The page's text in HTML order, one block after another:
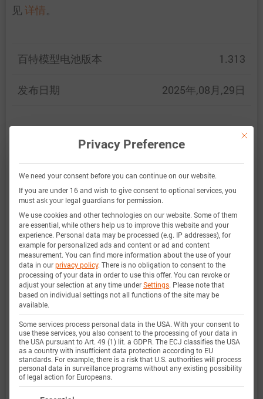
见 详情。
百特模型电池版本 1.313
发布日期 2025年,08月,29日
百特模型通过比较以下范围内的电池仿真和测量数
据，展示了百特模型电池的准确性和有效性。验证
非常广泛，实验特性覆盖了电池的整个操作区域：
在低温和高温下，直到最大电流，并且在整个电量
范围内。
电量范围 0 … 100%
电流范围
定义
-1264 A 放电 … 646 A 充电 (-8C
… 4C)
电压范围
定义
2.5 … 4.35 V
This
Privacy Preference
We need your consent before you can continue on our website.
If you are under 16 and wish to give consent to optional services, you
must ask your legal guardians for permission.
We use cookies and other technologies on our website. Some of them
are essential, while others help us to improve this website and your
experience. Personal data may be processed (e.g. IP addresses), for
example for personalized ads and content or ad and content
measurement. You can find more information about the use of your
data in ourprivacy policy. There is no obligation to consent to the
processing of your data in order to use this offer. You can revoke or
adjust your selection at any time underSettings. Please note that
based on individual settings not all functions of the site may be
available.
Some services process personal data in the USA. With your consent to
use these services, you also consent to the processing of your data in
the USA pursuant to Art. 49 (1) lit. a GDPR. The ECJ classifies the USA
as a country with insufficient data protection according to EU
standards. For example, there is a risk that U.S. authorities will process
personal data in surveillance programs without any existing possibility
of legal action for Europeans.